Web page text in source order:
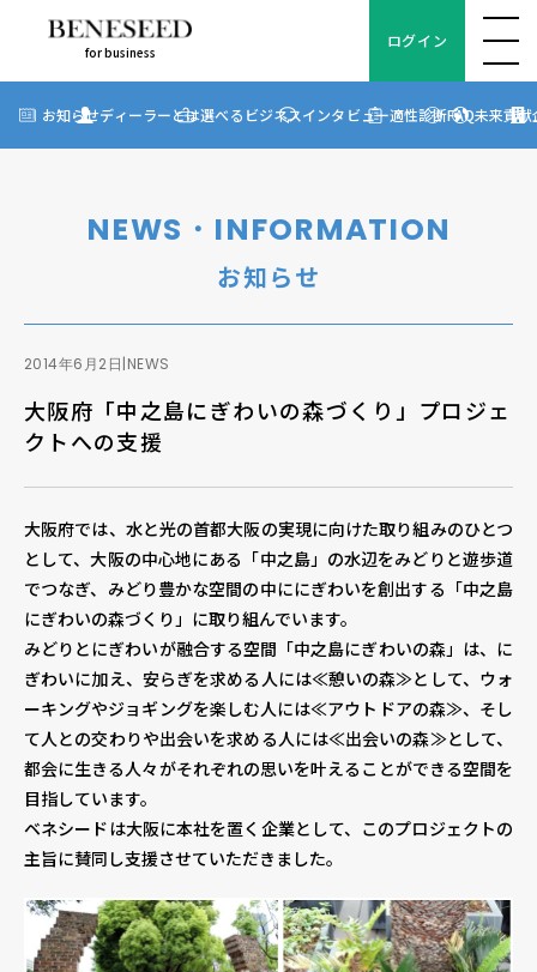
for business
お知らせ
ディーラーとは
FAQ
未来貢献
企業情報
ディーラー契約について
個人情報保護方針 個人情報の取り扱いについて 著作権について
for business
ログイン
お知らせディーラーとは選べるビジネスインタビュー適性診断
? FAQ未来貢献
NEWS・INFORMATION
お知らせ
2014年6月2日 NEWS
大阪府「中之島にぎわいの森づくり」プロジェ
クトへの支援
大阪府では、水と光の首都大阪の実現に向けた取り組みのひとつ
として、大阪の中心地にある「中之島」の水辺をみどりと遊歩道
でつなぎ、みどり豊かな空間の中ににぎわいを創出する「中之島
にぎわいの森づくり」に取り組んでいます。
みどりとにぎわいが融合する空間「中之島にぎわいの森」は、に
ぎわいに加え、安らぎを求める人には≪憩いの森≫として、ウォ
ーキングやジョギングを楽しむ人には≪アウトドアの森≫、そし
て人との交わりや出会いを求める人には≪出会いの森≫として、
都会に生きる人々がそれぞれの思いを叶えることができる空間を
目指しています。
ベネシードは大阪に本社を置く企業として、このプロジェクトの
主旨に賛同し支援させていただきました。